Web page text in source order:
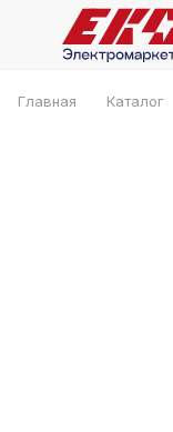
Главная Каталог